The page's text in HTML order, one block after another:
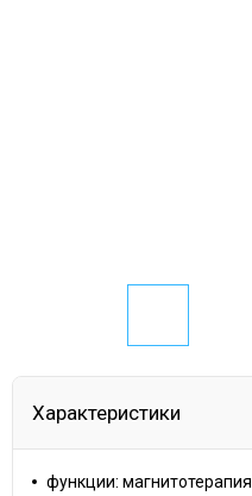
Характеристики
функции: магнитотерапия